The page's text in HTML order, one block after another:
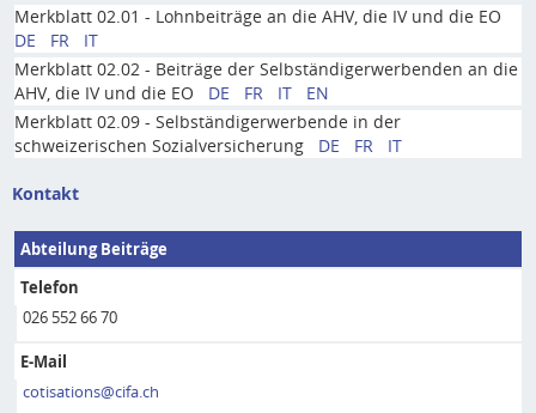
Merkblatt 02.01 - Lohnbeiträge an die AHV, die IV und die EO
DE
FR
IT
Merkblatt 02.02 - Beiträge der Selbständigerwerbenden an die
AHV, die IV und die EO DE FR IT
EN
Merkblatt 02.09 - Selbständigerwerbende in der
schweizerischen Sozialversicherung DE FR IT
Kontakt
Abteilung Beiträge
Telefon
026 552 66 70
E-Mail
cotisations@cifa.ch